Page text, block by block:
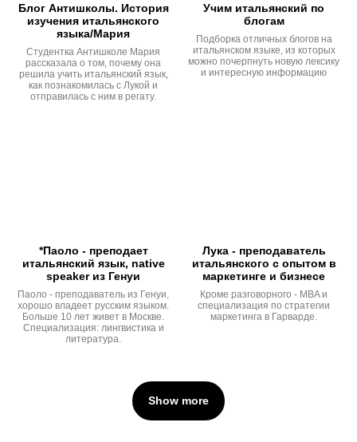
Блог Антишколы. История
изучения итальянского
языка/Мария
Студентка Антишколе Мария
рассказала о том, почему она
решила учить итальянский язык,
как познакомилась с Лукой и
отправилась с ним в регату.
Учим итальянский по
блогам
Подборка отличных блогов на
итальянском языке, из которых
можно почерпнуть новую лексику
и интересную информацию
*Паоло - преподает
итальянский язык, native
speaker из Генуи
Паоло - преподаватель из Генуи,
хорошо владеет русским языком.
Больше 10 лет живет в Москве.
Специализация: лингвистика и
литература.
Лука - преподаватель
итальянского с опытом в
маркетинге и бизнесе
Кроме разговорного - MBA и
специализация по стратегии
маркетинга в Гарварде.
Show more